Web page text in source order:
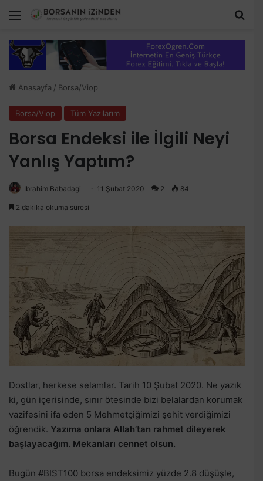
Menü
Anasayfa / Borsa/Viop
Borsa/Viop Tüm Yazılarım
Borsa Endeksi ile İlgili Neyi
Yanlış Yaptım?
Ibrahim Babadagi 11 Şubat 2020 2 84
2 dakika okuma süresi
Dostlar, herkese selamlar. Tarih 10 Şubat 2020. Ne yazık
ki, gün içerisinde, sınır ötesinde bizi belalardan korumak
vazifesini ifa eden 5 Mehmetçiğimizi şehit verdiğimizi
öğrendik. Yazıma onlara Allah’tan rahmet dileyerek
başlayacağım. Mekanları cennet olsun.
Bugün #BIST100 borsa endeksimiz yüzde 2.8 düşüşle,